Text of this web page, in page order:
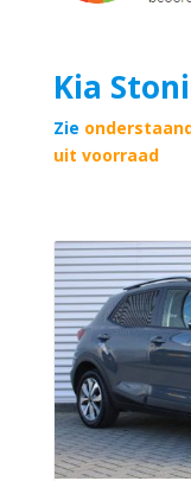
Kia
Zie
uit voorraad